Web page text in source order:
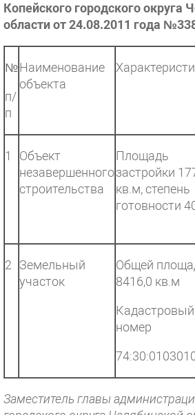
Копейского городского округа
области от 24.08.2011 года
№
п/
п
Наименование
объекта
1
Объект
незавершенного
строительства
Площадь
застройки
кв.м, степень
готовности
2
Земельный
участок
Общей
8416,0 кв.м
Кадастровый
номер
Заместитель главы